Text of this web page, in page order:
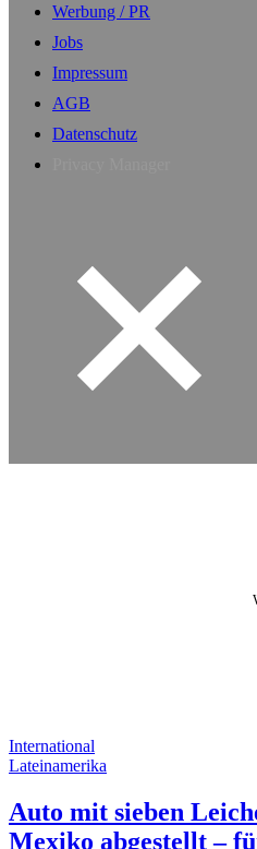
Werbung / PR
Jobs
Impressum
AGB
Datenschutz
International
Lateinamerika
Auto mit sieben
Mexiko abgestellt –